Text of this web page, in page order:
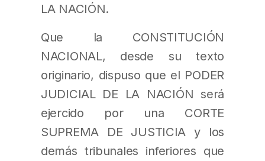
LA NACIÓN.
Que la CONSTITUCIÓN
NACIONAL, desde su texto
originario, dispuso que el PODER
JUDICIAL DE LA NACIÓN será
ejercido por una CORTE
SUPREMA DE JUSTICIA y los
demás tribunales inferiores que